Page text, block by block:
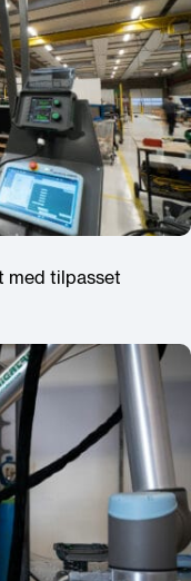
med tilpasset